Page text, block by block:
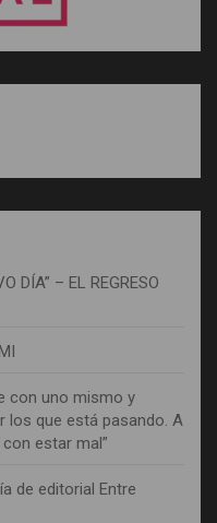
DÍA” – EL REGRESO
con uno mismo y
los que está pasando. A
estar mal”
de editorial Entre